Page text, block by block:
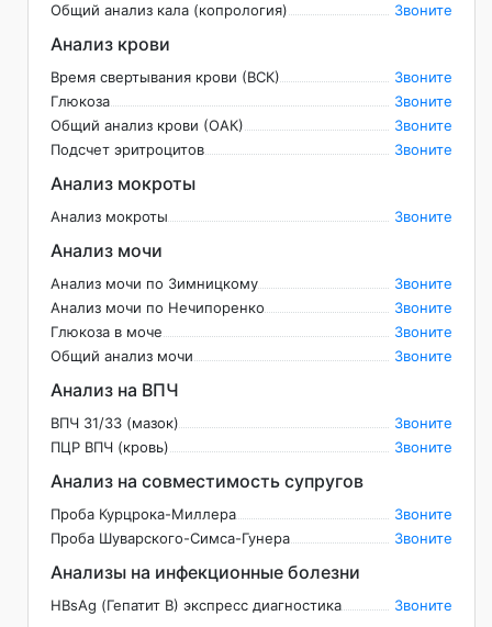
Общий анализ кала (копрология)
Звоните
Анализ крови
Время свертывания крови (ВСК)
Звоните
Глюкоза
Звоните
Общий анализ крови (ОАК)
Звоните
Подсчет эритроцитов
Звоните
Анализ мокроты
Анализ мокроты Звоните
Анализ мочи
Анализ мочи по Зимницкому
Звоните
Анализ мочи по Нечипоренко
Звоните
Глюкоза в моче
Звоните
Общий анализ мочи
Звоните
Анализ на ВПЧ
ВПЧ 31/33 (мазок)
Звоните
ПЦР ВПЧ (кровь)
Звоните
Анализ на совместимость супругов
Проба Курцрока-Миллера
Звоните
Проба Шуварского-Симса-Гунера
Звоните
Анализы на инфекционные болезни
HBsAg (Гепатит B) экспресс диагностика Звоните